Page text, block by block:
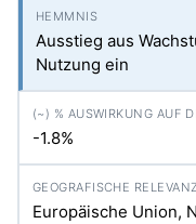
Ausstieg aus
Nutzung ein
-1.8%
Europäische Union,